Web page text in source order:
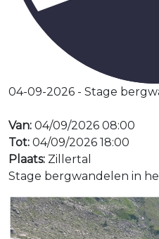
04-09-2026 - Stage
Van: 04/09/2026 08:00
Tot: 04/09/2026 18:00
Plaats: Zillertal
Stage bergwandelen in